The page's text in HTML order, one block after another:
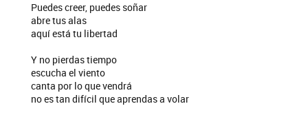
Puedes creer, puedes soñar
abre tus alas
aquí está tu libertad
Y no pierdas tiempo
escucha el viento
canta por lo que vendrá
no es tan difícil que aprendas a volar